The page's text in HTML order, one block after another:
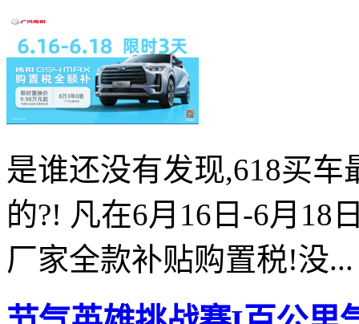
是谁还没有发现,618买
的?! 凡在6月16日-6月18
厂家全款补贴购置税!没...